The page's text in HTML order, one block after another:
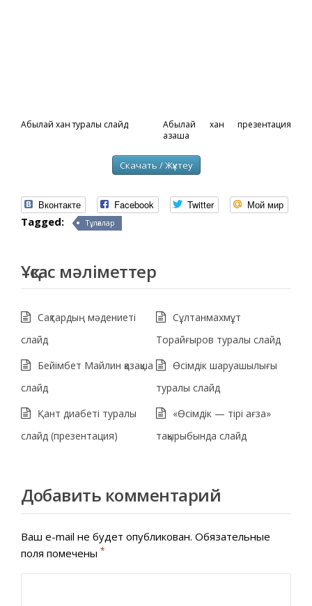
Абылай хан туралы слайд
Абылай хан презентация
қазақша
Скачать / Жүктеу
Вконтакте Facebook Twitter Мой мир
Tagged: Тұлғалар
Ұқсас мәліметтер
Сақтардың мәдениеті
слайд
Сұлтанмахмұт
Торайғыров туралы слайд
Бейімбет Майлин қазақша
слайд
Өсімдік шаруашылығы
туралы слайд
Қант диабеті туралы
слайд (презентация)
«Өсімдік — тірі ағза»
тақырыбында слайд
Добавить комментарий
Ваш e-mail не будет опубликован. Обязательные
поля помечены *